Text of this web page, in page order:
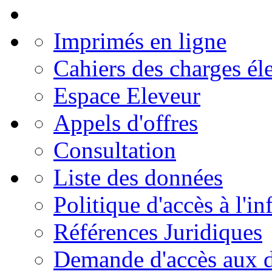
Imprimés en ligne
Cahiers des charges
Espace Eleveur
Appels d'offres
Consultation
Liste des données
Politique d'accès à
Références Juridiques
Demande d'accès aux